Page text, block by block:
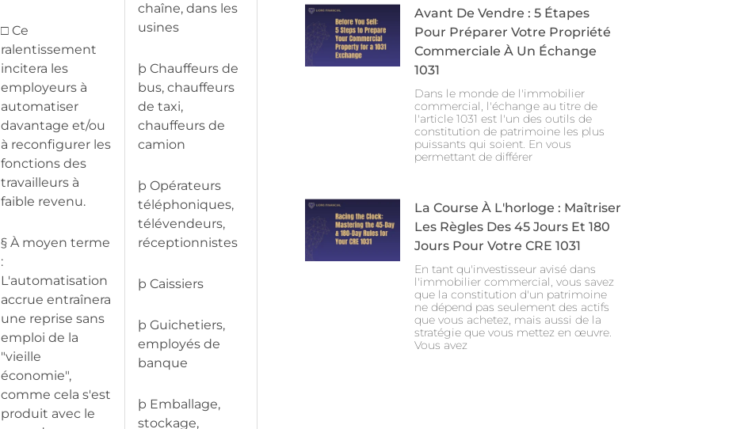
□ Ce
ralentissement
incitera les
employeurs à
automatiser
davantage et/ou
à reconfigurer les
fonctions des
travailleurs à
faible revenu.
§ À moyen terme
:
L'automatisation
accrue entraînera
une reprise sans
emploi de la
"vieille
économie",
comme cela s'est
produit avec le
chaîne, dans les
usines
þ Chauffeurs de
bus, chauffeurs
de taxi,
chauffeurs de
camion
þ Opérateurs
téléphoniques,
télévendeurs,
réceptionnistes
þ Caissiers
þ Guichetiers,
employés de
banque
þ Emballage,
stockage,
Avant De Vendre : 5 Étapes
Pour Préparer Votre Propriété
Commerciale À Un Échange
1031
Dans le monde de l'immobilier
commercial, l'échange au titre de
l'article 1031 est l'un des outils de
constitution de patrimoine les plus
puissants qui soient. En vous
permettant de différer
La Course À L'horloge : Maîtriser
Les Règles Des 45 Jours Et 180
Jours Pour Votre CRE 1031
En tant qu'investisseur avisé dans
l'immobilier commercial, vous savez
que la constitution d'un patrimoine
ne dépend pas seulement des actifs
que vous achetez, mais aussi de la
stratégie que vous mettez en œuvre.
Vous avez